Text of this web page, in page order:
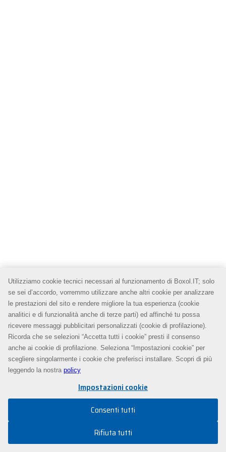
Utilizziamo cookie tecnici necessari al funzionamento di Boxol.IT; solo
se sei d’accordo, vorremmo utilizzare anche altri cookie per analizzare
le prestazioni del sito e rendere migliore la tua esperienza (cookie
analitici e di funzionalità anche di terze parti) ed affinché tu possa
ricevere messaggi pubblicitari personalizzati (cookie di profilazione).
Ricorda che se selezioni “Accetta tutti i cookie” presti il consenso
anche ai cookie di profilazione. Seleziona “Impostazioni cookie” per
scegliere singolarmente i cookie che preferisci installare. Scopri di più
leggendo la nostra policy
Impostazioni cookie
Consenti tutti
Rifiuta tutti